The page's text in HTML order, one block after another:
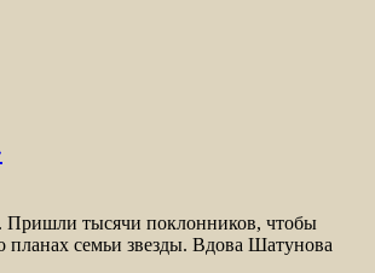
тысячи поклонников, чтобы
планах семьи звезды. Вдова Шатунова